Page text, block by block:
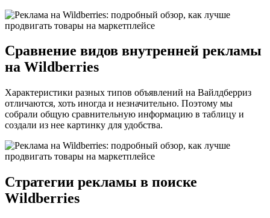
Сравнение видов внутренней рекламы
на Wildberries
Характеристики разных типов объявлений на Вайлдберриз
отличаются, хоть иногда и незначительно. Поэтому мы
собрали общую сравнительную информацию в таблицу и
создали из нее картинку для удобства.
Стратегии рекламы в поиске
Wildberries